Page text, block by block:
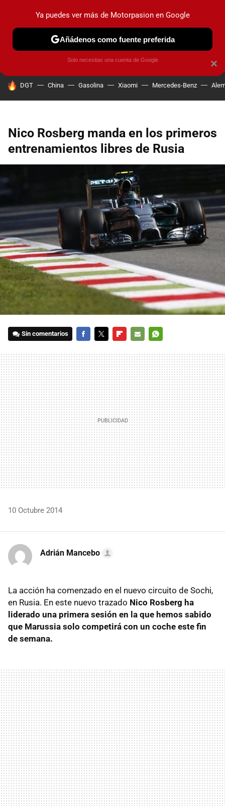
PRUEBAS COCHES ELÉCTRICOS OBSERVATORIO
HOY SE HABLA DE
DGT China Gasolina Xiaomi Mercedes-Benz
Nico Rosberg manda en los primeros
entrenamientos libres de Rusia
Sin comentarios
MAIL
10 Octubre 2014
Adrián Mancebo
La acción ha comenzado en el nuevo circuito de Sochi,
en Rusia. En este nuevo trazado Nico Rosberg ha
liderado una primera sesión en la que hemos sabido
que Marussia solo competirá con un coche este fin
de semana.
×
Ya puedes ver más de Motorpasion en Google
Añádenos como fuente preferida
Solo necesitas una cuenta de Google